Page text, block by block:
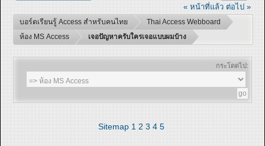
« หน้าที่แล้ว ต่อไป »
บอร์ดเรียนรู้ Access สำหรับคนไทย
Thai Access Webboard
ห้อง MS Access
เจอปัญหาครับใครเจอแบบผมบ้าง
กระโดดไป:
Sitemap 1 2 3 4 5